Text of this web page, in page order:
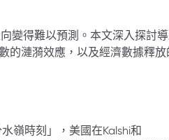
疲軟和市場已存在的供過於求而
年甚至可能觸及140美元。相對
左右，2027年則可能降至每桶
變得難以預測。本文深入探討
的漣漪效應，以及經濟數據釋放
摘要包括：先前「逢低買入」策
嶺時刻」，美國在Kalshi和